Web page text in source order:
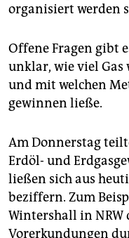
organisiert werden
Offene Fragen gibt
unklar, wie viel
und mit welchen
gewinnen ließe.
Am Donnerstag
Erdöl- und
ließen sich aus
beziffern. Zum
Wintershall in NRW
Vorerkundungen